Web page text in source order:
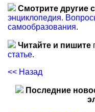
Смотрите другие
энциклопедия.
самообразования.
Читайте и пишите
статье.
<< Назад
Последние